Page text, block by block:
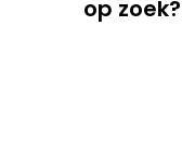
op zoek?